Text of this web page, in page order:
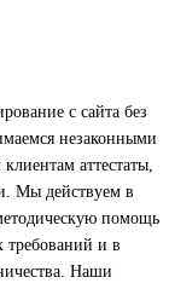
с сайта без
незаконными
аттестаты,
Мы действуем в
помощь
требований и в
Наши